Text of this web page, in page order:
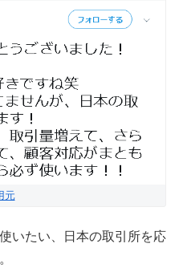
元
いたい、日本の取引所を応